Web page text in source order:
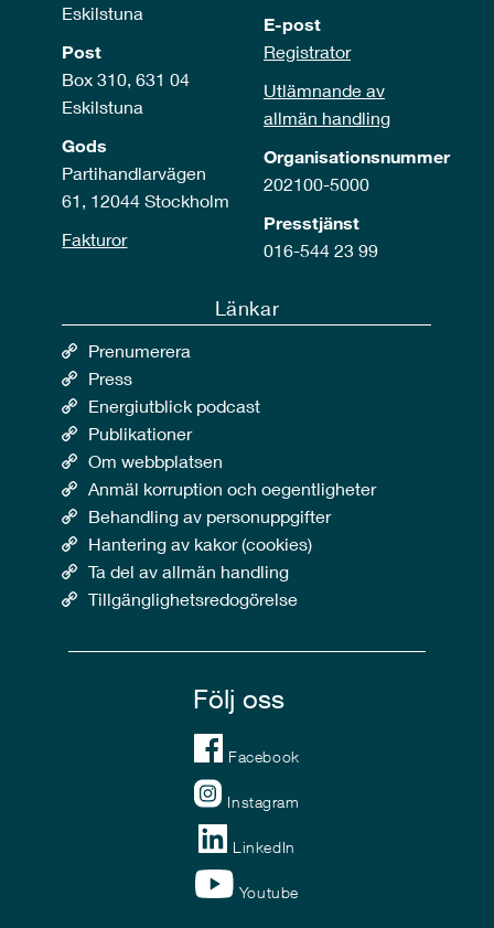
Eskilstuna
Post
Box 310, 631 04
Eskilstuna
Gods
Partihandlarvägen
61, 12044 Stockholm
Fakturor
E-post
Registrator
Utlämnande av
allmän handling
Organisationsnummer
202100-5000
Presstjänst
016-544 23 99
Länkar
Prenumerera
Press
Energiutblick podcast
Publikationer
Om webbplatsen
Anmäl korruption och oegentligheter
Behandling av personuppgifter
Hantering av kakor (cookies)
Ta del av allmän handling
Tillgänglighetsredogörelse
Följ oss
Facebook
Instagram
LinkedIn
Youtube